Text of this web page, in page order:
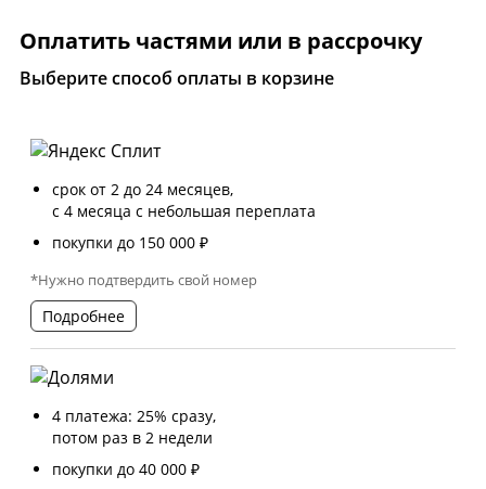
Оплатить частями или в рассрочку
Выберите способ оплаты в корзине
срок от 2 до 24 месяцев,
с 4 месяца с небольшая переплата
покупки до 150 000 ₽
*Нужно подтвердить свой номер
Подробнее
4 платежа: 25% сразу,
потом раз в 2 недели
покупки до 40 000 ₽